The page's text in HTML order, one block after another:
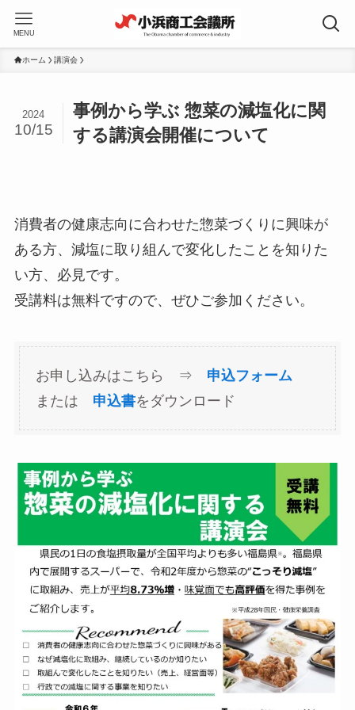
MENU
ホーム 講演会
事例から学ぶ 惣菜の減塩化に関
する講演会開催について
2024
10/15
消費者の健康志向に合わせた惣菜づくりに興味が
ある方、減塩に取り組んで変化したことを知りた
い方、必見です。
受講料は無料ですので、ぜひご参加ください。
お申し込みはこちら ⇒ 申込フォーム
または 申込書をダウンロード